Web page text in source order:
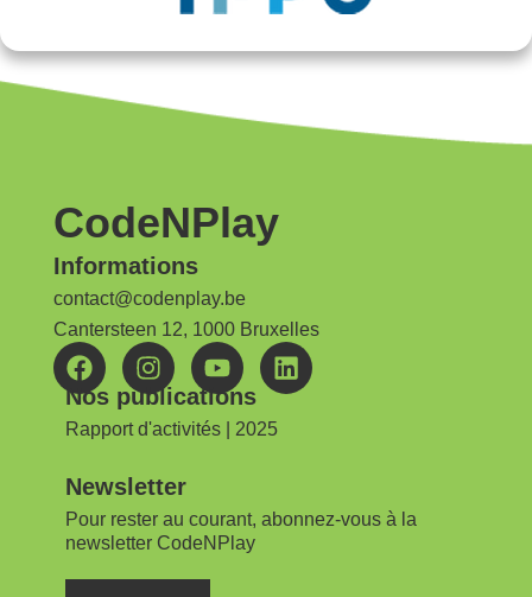
CodeNPlay
Informations
contact@codenplay.be
Cantersteen 12, 1000 Bruxelles
Nos publications
Rapport d'activités | 2025
Newsletter
Pour rester au courant, abonnez-vous à la
newsletter CodeNPlay